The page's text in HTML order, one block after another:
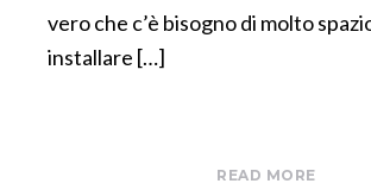
vero che c’è bisogno di molto
installare […]
READ MORE